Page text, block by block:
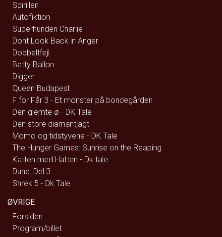
Spirillen
Autofiktion
Superhunden Charlie
Dont Look Back in Anger
Dobbeltfejl
Betty Ballon
Digger
Queen Budapest
F for Får 3 - Et monster på bondegården
Den glemte ø - DK Tale
Den store diamantjagt
Momo og tidstyvene - DK Tale
The Hunger Games: Sunrise on the Reaping
Katten med Hatten - Dk tale
Dune: Del 3
Shrek 5 - Dk Tale
ØVRIGE
Forsiden
Program/billet